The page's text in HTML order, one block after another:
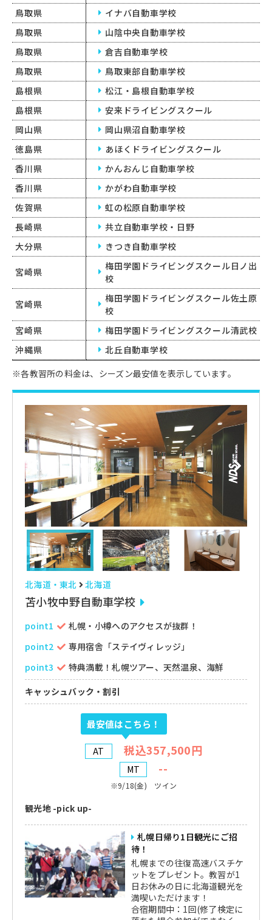
鳥取県
イナバ自動車学校
鳥取県
山陰中央自動車学校
鳥取県
倉吉自動車学校
鳥取県
鳥取東部自動車学校
島根県
松江・島根自動車学校
島根県
安来ドライビングスクール
岡山県
岡山県沼自動車学校
徳島県
あほくドライビングスクール
香川県
かんおんじ自動車学校
香川県
かがわ自動車学校
佐賀県
虹の松原自動車学校
長崎県
共立自動車学校・日野
大分県
きつき自動車学校
宮崎県
梅田学園ドライビングスクール日ノ出
校
宮崎県
梅田学園ドライビングスクール佐土原
校
宮崎県
梅田学園ドライビングスクール清武校
沖縄県
北丘自動車学校
※各教習所の料金は、シーズン最安値を表示しています。
北海道・東北 北海道
苫小牧中野自動車学校
point1
札幌・小樽へのアクセスが抜群！
point2
専用宿舎「ステイヴィレッジ」
point3
特典満載！札幌ツアー、天然温泉、海鮮
キャッシュバック・割引
最安値はこちら！
AT 税込357,500円
MT --
※9/18(金) ツイン
観光地 -pick up-
札幌日帰り1日観光にご招
待！
札幌までの往復高速バスチケ
ットをプレゼント。教習が1
日お休みの日に北海道観光を
満喫いただけます！
合宿期間中：1回(修了検定に